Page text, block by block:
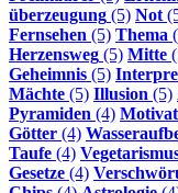
überzeugung (5) Not
Fernsehen (5) Thema
Herzensweg (5) Mitte
Geheimnis (5)
Mächte (5) Illusion (5)
Pyramiden (4)
Götter (4)
Taufe (4)
Gesetze (4)